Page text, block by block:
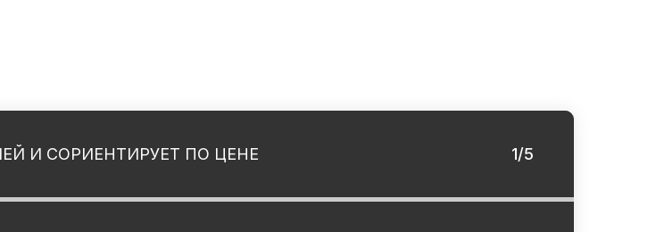
И СОРИЕНТИРУЕТ ПО ЦЕНЕ 1/5